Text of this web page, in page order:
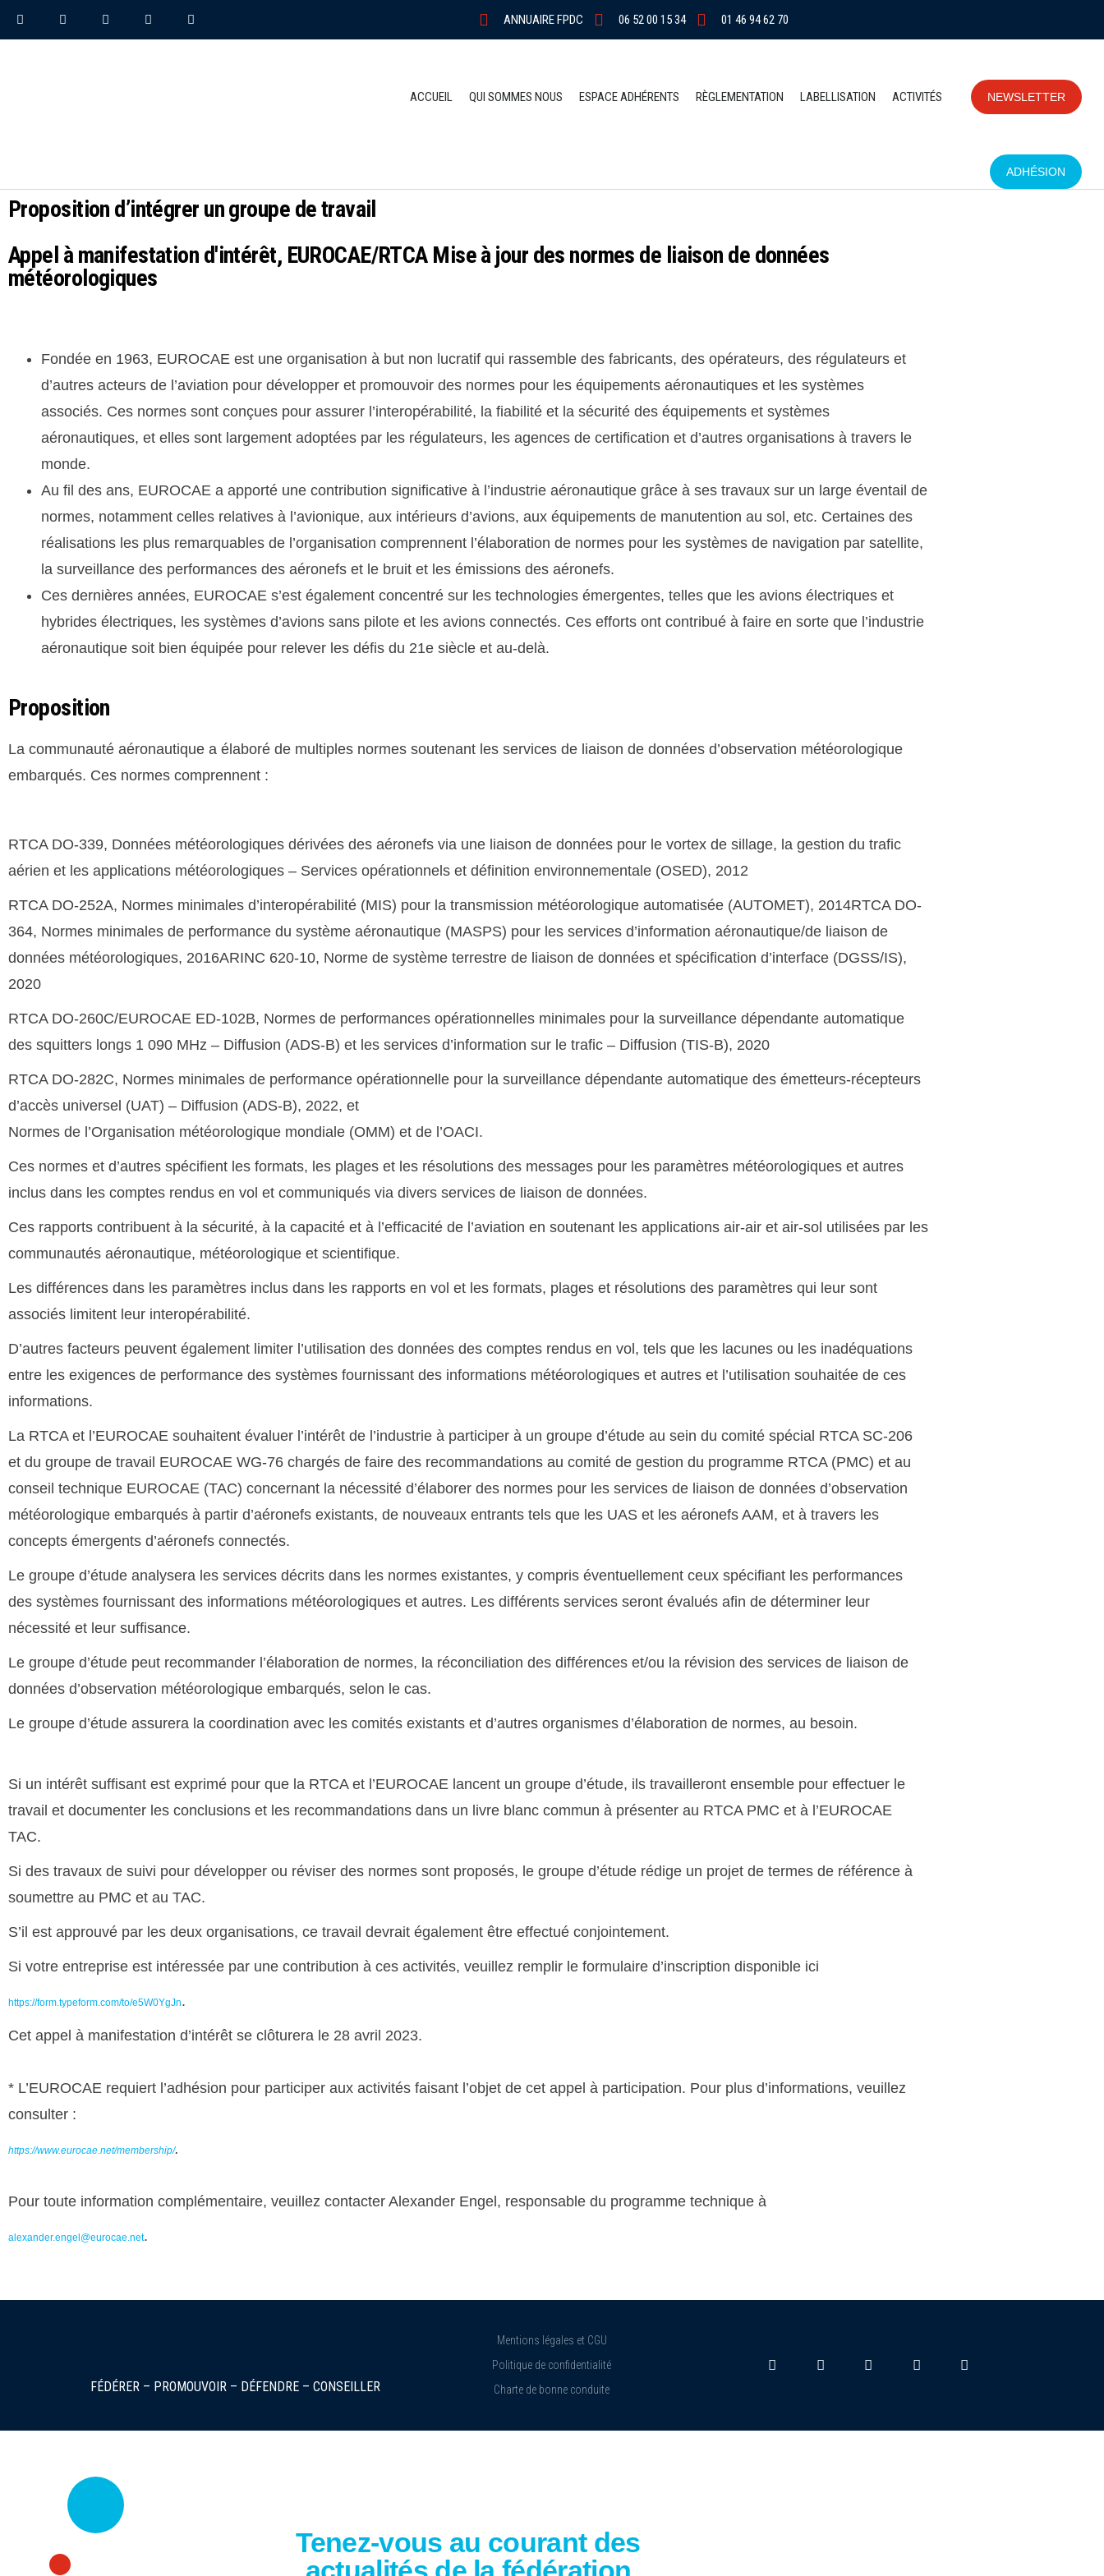
ANNUAIRE FPDC 06 52 00 15 34 01 46 94 62 70
ACCUEIL QUI SOMMES NOUS ESPACE ADHÉRENTS RÈGLEMENTATION LABELLISATION ACTIVITÉS NEWSLETTER
ADHÉSION
Proposition d’intégrer un groupe de travail
Appel à manifestation d'intérêt, EUROCAE/RTCA Mise à jour des normes de liaison de données
météorologiques
Fondée en 1963, EUROCAE est une organisation à but non lucratif qui rassemble des fabricants, des opérateurs, des régulateurs et
d’autres acteurs de l’aviation pour développer et promouvoir des normes pour les équipements aéronautiques et les systèmes
associés. Ces normes sont conçues pour assurer l’interopérabilité, la fiabilité et la sécurité des équipements et systèmes
aéronautiques, et elles sont largement adoptées par les régulateurs, les agences de certification et d’autres organisations à travers le
monde.
Au fil des ans, EUROCAE a apporté une contribution significative à l’industrie aéronautique grâce à ses travaux sur un large éventail de
normes, notamment celles relatives à l’avionique, aux intérieurs d’avions, aux équipements de manutention au sol, etc. Certaines des
réalisations les plus remarquables de l’organisation comprennent l’élaboration de normes pour les systèmes de navigation par satellite,
la surveillance des performances des aéronefs et le bruit et les émissions des aéronefs.
Ces dernières années, EUROCAE s’est également concentré sur les technologies émergentes, telles que les avions électriques et
hybrides électriques, les systèmes d’avions sans pilote et les avions connectés. Ces efforts ont contribué à faire en sorte que l’industrie
aéronautique soit bien équipée pour relever les défis du 21e siècle et au-delà.
Proposition
La communauté aéronautique a élaboré de multiples normes soutenant les services de liaison de données d’observation météorologique
embarqués. Ces normes comprennent :
RTCA DO-339, Données météorologiques dérivées des aéronefs via une liaison de données pour le vortex de sillage, la gestion du trafic
aérien et les applications météorologiques – Services opérationnels et définition environnementale (OSED), 2012
RTCA DO-252A, Normes minimales d’interopérabilité (MIS) pour la transmission météorologique automatisée (AUTOMET), 2014RTCA DO-
364, Normes minimales de performance du système aéronautique (MASPS) pour les services d’information aéronautique/de liaison de
données météorologiques, 2016ARINC 620-10, Norme de système terrestre de liaison de données et spécification d’interface (DGSS/IS),
2020
RTCA DO‑260C/EUROCAE ED-102B, Normes de performances opérationnelles minimales pour la surveillance dépendante automatique
des squitters longs 1 090 MHz – Diffusion (ADS-B) et les services d’information sur le trafic – Diffusion (TIS-B), 2020
RTCA DO‑282C, Normes minimales de performance opérationnelle pour la surveillance dépendante automatique des émetteurs-récepteurs
d’accès universel (UAT) – Diffusion (ADS-B), 2022, et
Normes de l’Organisation météorologique mondiale (OMM) et de l’OACI.
Ces normes et d’autres spécifient les formats, les plages et les résolutions des messages pour les paramètres météorologiques et autres
inclus dans les comptes rendus en vol et communiqués via divers services de liaison de données.
Ces rapports contribuent à la sécurité, à la capacité et à l’efficacité de l’aviation en soutenant les applications air-air et air-sol utilisées par les
communautés aéronautique, météorologique et scientifique.
Les différences dans les paramètres inclus dans les rapports en vol et les formats, plages et résolutions des paramètres qui leur sont
associés limitent leur interopérabilité.
D’autres facteurs peuvent également limiter l’utilisation des données des comptes rendus en vol, tels que les lacunes ou les inadéquations
entre les exigences de performance des systèmes fournissant des informations météorologiques et autres et l’utilisation souhaitée de ces
informations.
La RTCA et l’EUROCAE souhaitent évaluer l’intérêt de l’industrie à participer à un groupe d’étude au sein du comité spécial RTCA SC-206
et du groupe de travail EUROCAE WG-76 chargés de faire des recommandations au comité de gestion du programme RTCA (PMC) et au
conseil technique EUROCAE (TAC) concernant la nécessité d’élaborer des normes pour les services de liaison de données d’observation
météorologique embarqués à partir d’aéronefs existants, de nouveaux entrants tels que les UAS et les aéronefs AAM, et à travers les
concepts émergents d’aéronefs connectés.
Le groupe d’étude analysera les services décrits dans les normes existantes, y compris éventuellement ceux spécifiant les performances
des systèmes fournissant des informations météorologiques et autres. Les différents services seront évalués afin de déterminer leur
nécessité et leur suffisance.
Le groupe d’étude peut recommander l’élaboration de normes, la réconciliation des différences et/ou la révision des services de liaison de
données d’observation météorologique embarqués, selon le cas.
Le groupe d’étude assurera la coordination avec les comités existants et d’autres organismes d’élaboration de normes, au besoin.
Si un intérêt suffisant est exprimé pour que la RTCA et l’EUROCAE lancent un groupe d’étude, ils travailleront ensemble pour effectuer le
travail et documenter les conclusions et les recommandations dans un livre blanc commun à présenter au RTCA PMC et à l’EUROCAE
TAC.
Si des travaux de suivi pour développer ou réviser des normes sont proposés, le groupe d’étude rédige un projet de termes de référence à
soumettre au PMC et au TAC.
S’il est approuvé par les deux organisations, ce travail devrait également être effectué conjointement.
Si votre entreprise est intéressée par une contribution à ces activités, veuillez remplir le formulaire d’inscription disponible ici
https://form.typeform.com/to/e5W0YgJn.
Cet appel à manifestation d’intérêt se clôturera le 28 avril 2023.
* L’EUROCAE requiert l’adhésion pour participer aux activités faisant l’objet de cet appel à participation. Pour plus d’informations, veuillez
consulter :
https://www.eurocae.net/membership/.
Pour toute information complémentaire, veuillez contacter Alexander Engel, responsable du programme technique à
alexander.engel@eurocae.net.
FÉDÉRER – PROMOUVOIR – DÉFENDRE – CONSEILLER
Mentions légales et CGU
Politique de confidentialité
Charte de bonne conduite
Tenez-vous au courant des